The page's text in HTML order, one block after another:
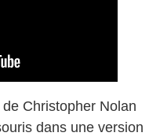
Christopher Nolan
dans une version